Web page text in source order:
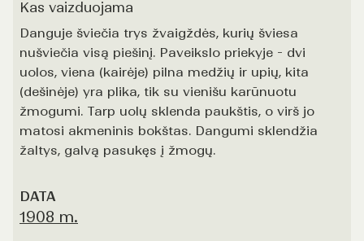
Kas vaizduojama
Danguje šviečia trys žvaigždės, kurių šviesa
nušviečia visą piešinį. Paveikslo priekyje - dvi
uolos, viena (kairėje) pilna medžių ir upių, kita
(dešinėje) yra plika, tik su vienišu karūnuotu
žmogumi. Tarp uolų sklenda paukštis, o virš jo
matosi akmeninis bokštas. Dangumi sklendžia
žaltys, galvą pasukęs į žmogų.
DATA
1908 m.